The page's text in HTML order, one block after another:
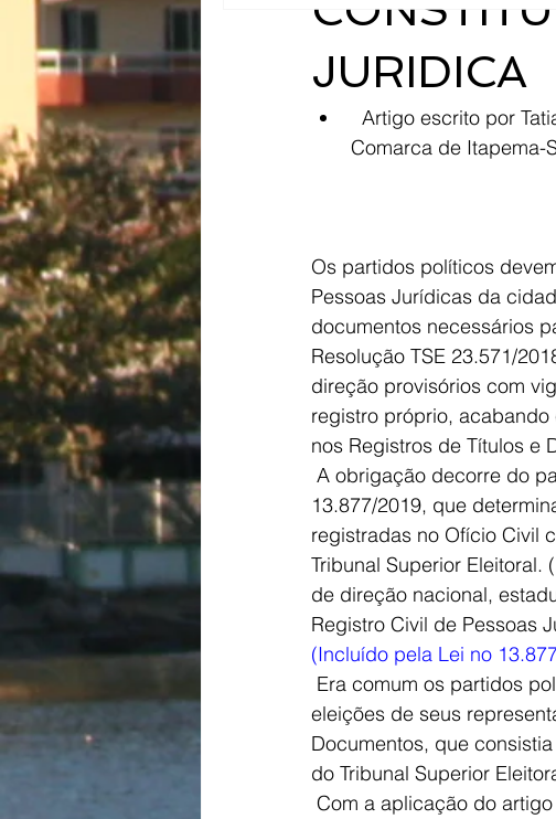
JURIDICA
Comarca de Itapema-
Os partidos políticos
Pessoas Jurídicas da
documentos necessários
Resolução TSE 23.571/
direção provisórios com
registro próprio,
nos Registros de Títulos e
13.877/2019, que
registradas no Ofício Civil
Tribunal Superior
de direção nacional,
Registro Civil de Pessoas
(Incluído pela Lei no
eleições de seus
Documentos, que
do Tribunal Superior